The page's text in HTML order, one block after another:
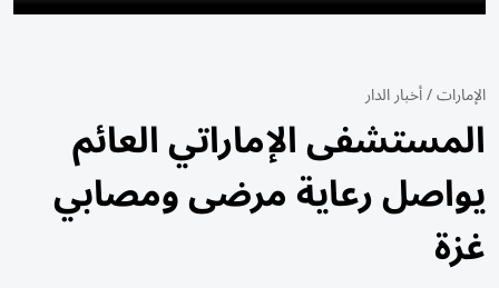
الإمارات/أخبار الدار
المستشفى الإماراتي العائم
يواصل رعاية مرضى ومصابي
غزة